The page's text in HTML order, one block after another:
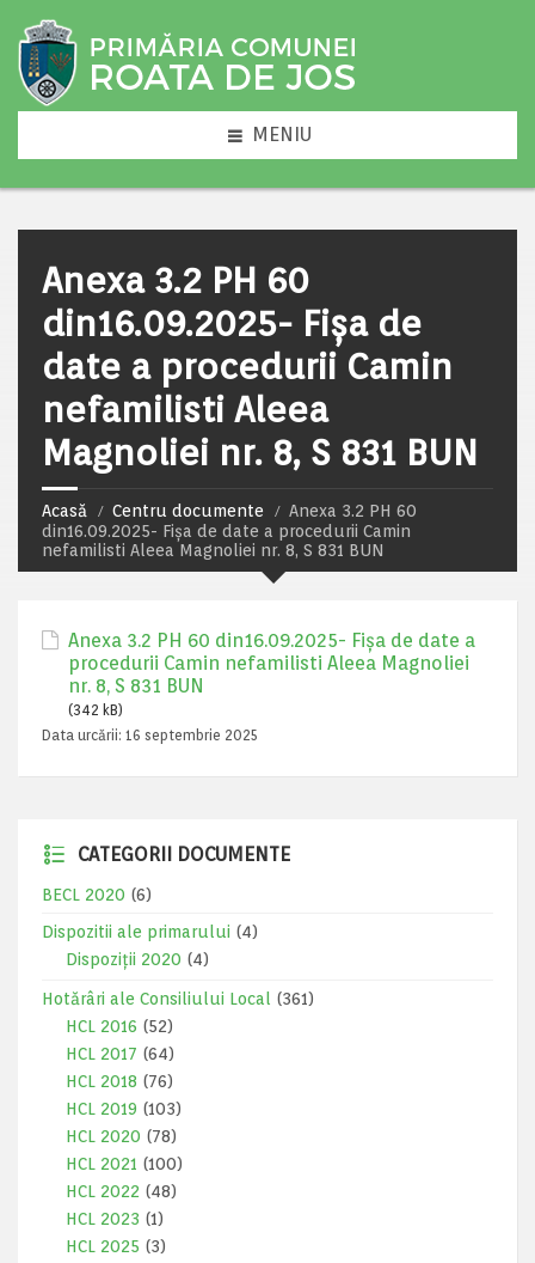
MENIU
Anexa 3.2 PH 60
din16.09.2025- Fișa de
date a procedurii Camin
nefamilisti Aleea
Magnoliei nr. 8, S 831 BUN
Acasă Centru documente
Anexa 3.2 PH 60
din16.09.2025- Fișa de date a procedurii Camin
nefamilisti Aleea Magnoliei nr. 8, S 831 BUN
Anexa 3.2 PH 60 din16.09.2025- Fișa de date a
procedurii Camin nefamilisti Aleea Magnoliei
nr. 8, S 831 BUN
(342 kB)
Data urcării: 16 septembrie 2025
CATEGORII DOCUMENTE
BECL 2020 (6)
Dispozitii ale primarului (4)
Dispoziții 2020 (4)
Hotărâri ale Consiliului Local
(361)
HCL 2016 (52)
HCL 2017 (64)
HCL 2018 (76)
HCL 2019 (103)
HCL 2020 (78)
HCL 2021 (100)
HCL 2022 (48)
HCL 2023 (1)
HCL 2025 (3)